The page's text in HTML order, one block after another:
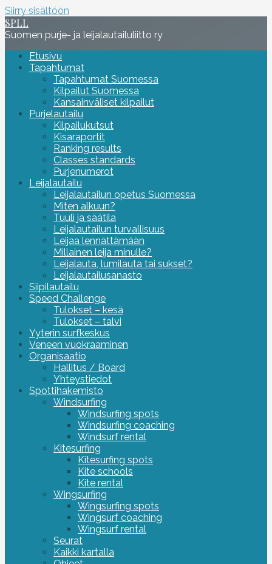
Siirry sisältöön
SPLL
Suomen purje- ja leijalautailuliitto ry
Etusivu
Tapahtumat
Tapahtumat Suomessa
Kilpailut Suomessa
Kansainväliset kilpailut
Purjelautailu
Kilpailukutsut
Kisaraportit
Ranking results
Classes standards
Purjenumerot
Leijalautailu
Leijalautailun opetus Suomessa
Miten alkuun?
Tuuli ja säätila
Leijalautailun turvallisuus
Leijaa lennättämään
Millainen leija minulle?
Leijalauta, lumilauta tai sukset?
Leijalautailusanasto
Siipilautailu
Speed Challenge
Tulokset – kesä
Tulokset – talvi
Yyterin surfkeskus
Veneen vuokraaminen
Organisaatio
Hallitus / Board
Yhteystiedot
Spottihakemisto
Windsurfing
Windsurfing spots
Windsurfing coaching
Windsurf rental
Kitesurfing
Kitesurfing spots
Kite schools
Kite rental
Wingsurfing
Wingsurfing spots
Wingsurf coaching
Wingsurf rental
Seurat
Kaikki kartalla